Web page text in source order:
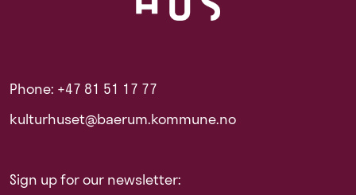
Phone: +47 81 51 17 77
kulturhuset@baerum.kommune.no
Sign up for our newsletter: